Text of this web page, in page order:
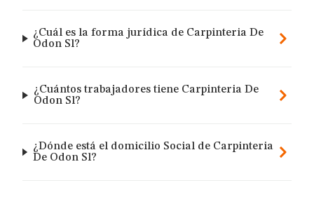
¿Cuál es la forma jurídica de Carpinteria De
Odon Sl?
¿Cuántos trabajadores tiene Carpinteria De
Odon Sl?
¿Dónde está el domicilio Social de Carpinteria
De Odon Sl?